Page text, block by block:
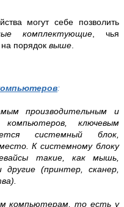
могут себе позволить
комплектующие , чья
на порядок выше
:
производительным и
ключевым
системный блок,
К системному блоку
такие, как мышь,
(принтер, сканер,
компьютерам, то есть у